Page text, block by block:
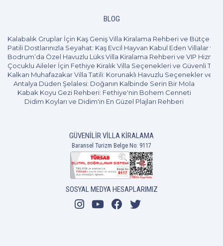
BLOG
Kalabalık Gruplar İçin Kaş Geniş Villa Kiralama Rehberi ve Bütçe
Patili Dostlarınızla Seyahat: Kaş Evcil Hayvan Kabul Eden Villalar ve
Bodrum’da Özel Havuzlu Lüks Villa Kiralama Rehberi ve VIP
Çocuklu Aileler İçin Fethiye Kiralık Villa Seçenekleri ve Güvenli
Kalkan Muhafazakar Villa Tatili: Korunaklı Havuzlu Seçenekler ve
Antalya Düden Şelalesi: Doğanın Kalbinde Serin Bir Mola
Kabak Koyu Gezi Rehberi: Fethiye'nin Bohem Cenneti
Didim Koyları ve Didim'in En Güzel Plajları Rehberi
GÜVENILIR VILLA KIRALAMA
Baransel Turizm Belge No: 9117
SOSYAL MEDYA HESAPLARIMIZ